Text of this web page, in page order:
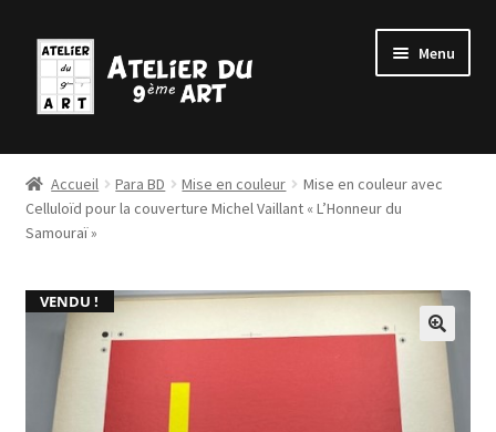
Aller
Aller
contenu
Menu
Accueil
BD
enfant
le
menu
enfant
Galerie
Ouvrir
le
menu
enfant
Masterclass de l’Atelier
Accueil Para BD Mise en couleur
Mise en couleur avec
Celluloïd pour la couverture Michel Vaillant « L’Honneur du
Samouraï »
VENDU !